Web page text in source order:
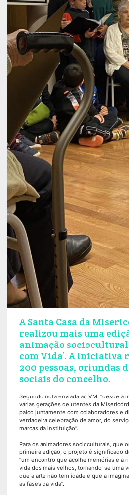
A Santa Casa da
realizou mais uma
animação sociocultural
com Vida’. A iniciativa
200 pessoas, oriundas
sociais do concelho.
Segundo nota enviada ao VM, “desde a
várias gerações de utentes da
palco juntamente com colaboradores e
verdadeira celebração de amor, do
marcas da instituição”.
Para os animadores socioculturais, que
primeira edição, o projeto é significado
“um encontro que acolhe memórias e a
vida dos mais velhos, tornando-se uma
que a arte não tem idade e que a
as fases da vida”.